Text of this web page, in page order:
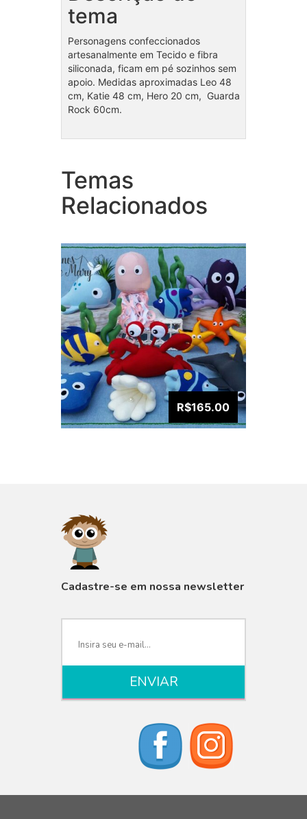
tema
Personagens confeccionados
artesanalmente em Tecido e fibra
siliconada, ficam em pé sozinhos sem
apoio. Medidas aproximadas Leo 48
cm, Katie 48 cm, Hero 20 cm, Guarda
Rock 60cm.
Temas
Relacionados
Coleção Fundo do Mar para
menino
R$165.00
Cadastre-se em nossa newsletter